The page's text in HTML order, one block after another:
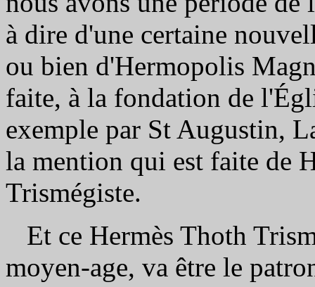
à dire d'une certaine
ou bien d'Hermopolis
faite, à la fondation de
exemple par St Augustin,
la mention qui est faite de
Trismégiste.
Et ce Hermès Thoth
moyen-age, va être le